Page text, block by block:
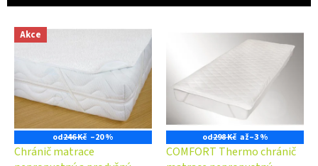
í
p
Akce
od246 Kč –20 %
Chránič matrace
od298 Kč až–3 %
COMFORT Thermo chránič